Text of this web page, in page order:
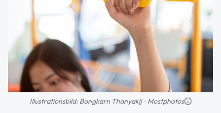
Illustrationsbild: Bongkarn Thanyakij - Mostphotos